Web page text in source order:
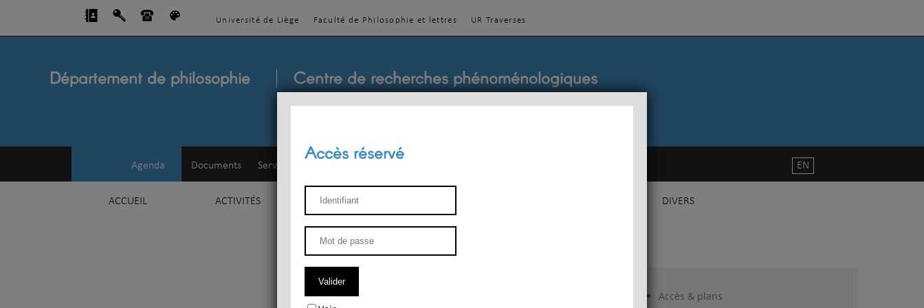
Université de Liège Faculté de Philosophie et lettres UR Traverses
Département de philosophie Centre de recherches phénoménologiques
Agenda Documents Service d'esthétique
ACCUEIL ACTIVITÉS ENSEIGNEMENT DIVERS
EN
Accès & plans
Accès réservé